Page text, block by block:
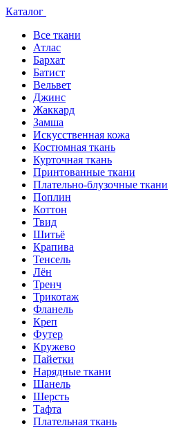
Каталог
Все ткани
Атлас
Бархат
Батист
Вельвет
Джинс
Жаккард
Замша
Искусственная кожа
Костюмная ткань
Курточная ткань
Принтованные ткани
Плательно-блузочные ткани
Поплин
Коттон
Твид
Шитьё
Крапива
Тенсель
Лён
Тренч
Трикотаж
Фланель
Креп
Футер
Кружево
Пайетки
Нарядные ткани
Шанель
Шерсть
Тафта
Плательная ткань